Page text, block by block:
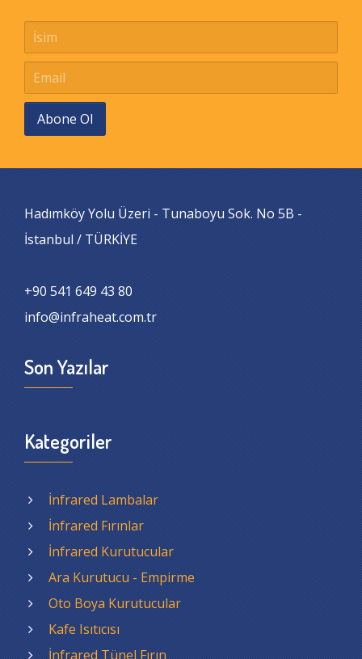
Abone Ol
Hadımköy Yolu Üzeri - Tunaboyu Sok. No 5B -
İstanbul / TÜRKİYE
+90 541 649 43 80
info@infraheat.com.tr
Son Yazılar
Kategoriler
İnfrared Lambalar
İnfrared Fırınlar
İnfrared Kurutucular
Ara Kurutucu - Empirme
Oto Boya Kurutucular
Kafe Isıtıcısı
İnfrared Tünel Fırın